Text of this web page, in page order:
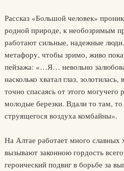
Рассказ «Большой человек»
родной природе, к необозримым
работают сильные, надежные
метафору, чтобы зримо, живо
пейзажа: «…Я… невольно
насколько хватал глаз,
точно спасаясь от этого могучего
молодые березки. Вдали то там,
струящегося воздуха комбайны».
На Алтае работает много славных
вызывают законною гордость
героический подвиг в борьбе за